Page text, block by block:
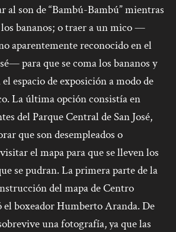
al son de “Bambú-Bambú” mientras
los bananos; o traer a un mico —
aparentemente reconocido en el
para que se coma los bananos y
espacio de exposición a modo de
La última opción consistía en
del Parque Central de San José,
que son desempleados o
el mapa para que se lleven los
se pudran. La primera parte de la
del mapa de Centro
boxeador Humberto Aranda. De
una fotografía, ya que las